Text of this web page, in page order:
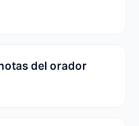
del orador